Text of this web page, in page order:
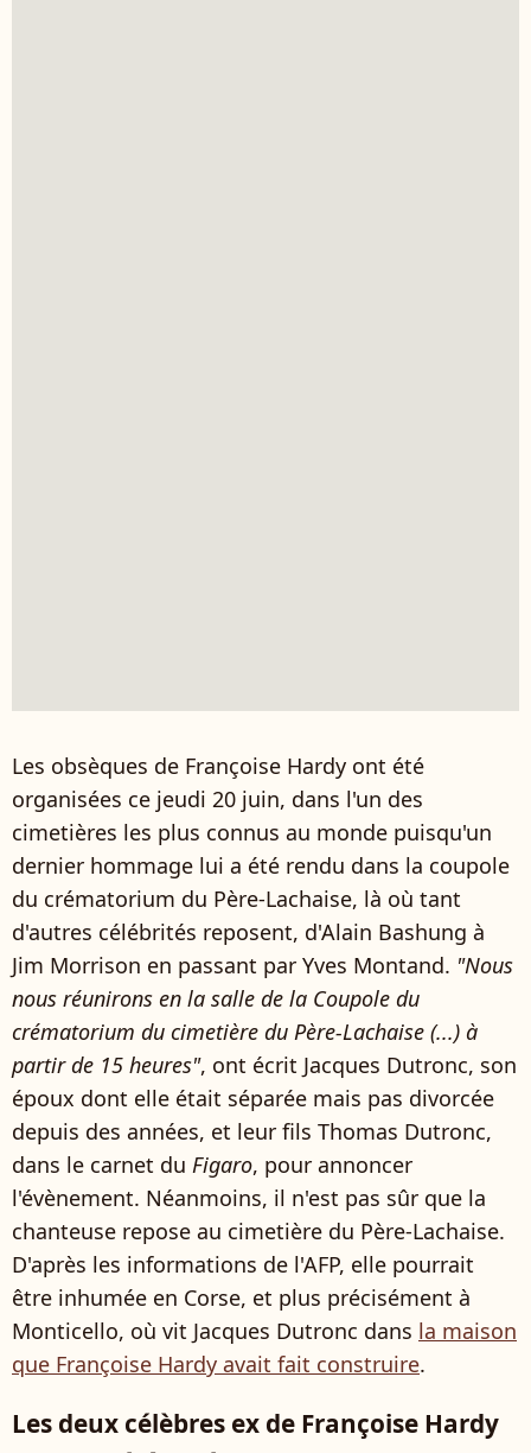
Les obsèques de Françoise Hardy ont été
organisées ce jeudi 20 juin, dans l'un des
cimetières les plus connus au monde puisqu'un
dernier hommage lui a été rendu dans la coupole
du crématorium du Père-Lachaise, là où tant
d'autres célébrités reposent, d'Alain Bashung à
Jim Morrison en passant par Yves Montand. "Nous
nous réunirons en la salle de la Coupole du
crématorium du cimetière du Père-Lachaise (...) à
partir de 15 heures", ont écrit Jacques Dutronc, son
époux dont elle était séparée mais pas divorcée
depuis des années, et leur fils Thomas Dutronc,
dans le carnet du Figaro, pour annoncer
l'évènement. Néanmoins, il n'est pas sûr que la
chanteuse repose au cimetière du Père-Lachaise.
D'après les informations de l'AFP, elle pourrait
être inhumée en Corse, et plus précisément à
Monticello, où vit Jacques Dutronc dans la maison
que Françoise Hardy avait fait construire.
Les deux célèbres ex de Françoise Hardy